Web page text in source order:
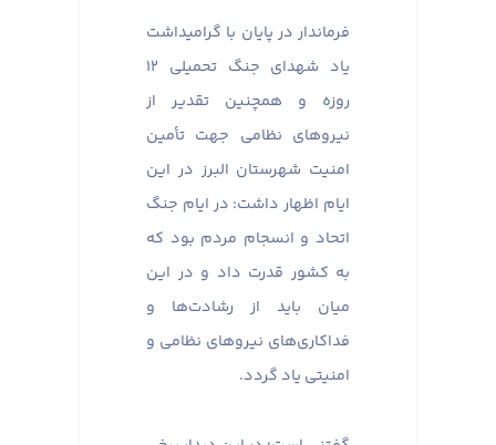
فرماندار در پایان با گرامیداشت
یاد شهدای جنگ تحمیلی ۱۲
روزه و همچنین تقدیر از
نیروهای نظامی جهت تأمین
امنیت شهرستان البرز در این
ایام اظهار داشت: در ایام جنگ
اتحاد و انسجام مردم بود که
به کشور قدرت داد و در این
میان باید از رشادت‌ها و
فداکاری‌های نیروهای نظامی و
امنیتی یاد گردد.